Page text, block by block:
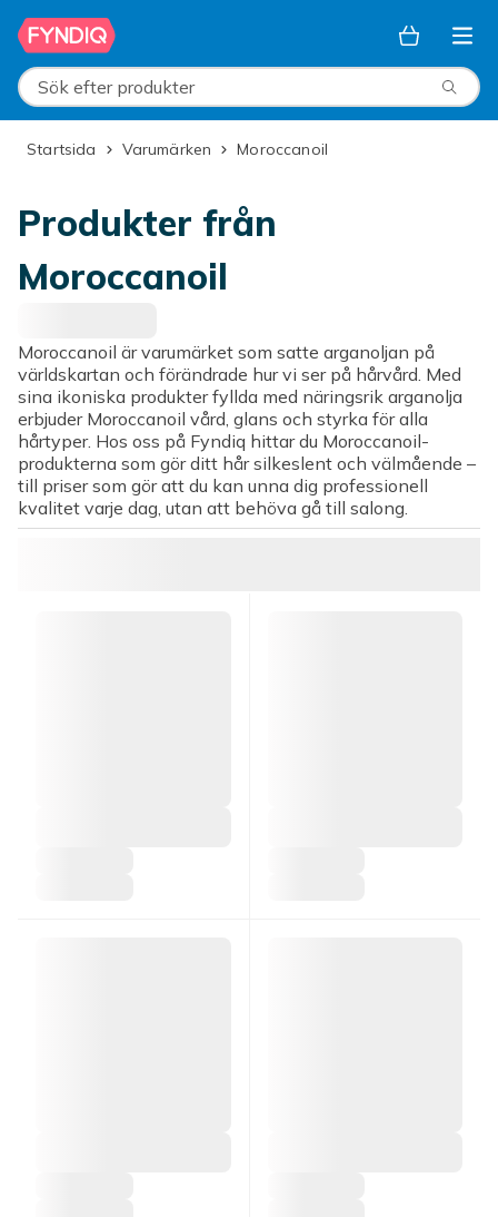
Hoppa till huvudinnehållet
Sök efter produkter
Startsida Varumärken Moroccanoil
Produkter från
Moroccanoil
Moroccanoil är varumärket som satte arganoljan på
världskartan och förändrade hur vi ser på hårvård. Med
sina ikoniska produkter fyllda med näringsrik arganolja
erbjuder Moroccanoil vård, glans och styrka för alla
hårtyper. Hos oss på Fyndiq hittar du Moroccanoil-
produkterna som gör ditt hår silkeslent och välmående –
till priser som gör att du kan unna dig professionell
kvalitet varje dag, utan att behöva gå till salong.